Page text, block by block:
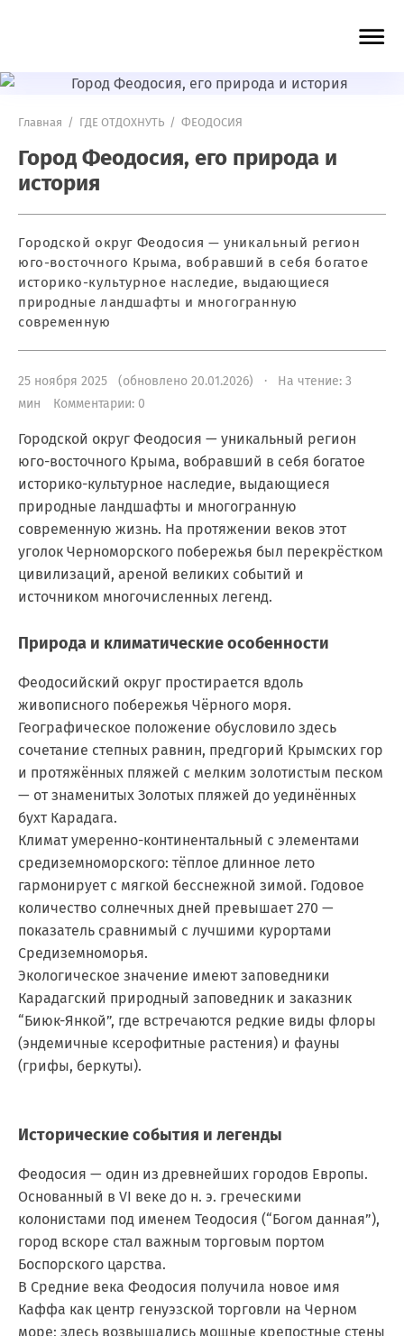
Главная / ГДЕ ОТДОХНУТЬ / ФЕОДОСИЯ
Город Феодосия, его природа и
история
Городской округ Феодосия — уникальный регион
юго-восточного Крыма, вобравший в себя богатое
историко-культурное наследие, выдающиеся
природные ландшафты и многогранную
современную
25 ноября 2025 (обновлено 20.01.2026) · На чтение: 3
мин
Комментарии: 0
Городской округ Феодосия — уникальный регион
юго-восточного Крыма, вобравший в себя богатое
историко-культурное наследие, выдающиеся
природные ландшафты и многогранную
современную жизнь. На протяжении веков этот
уголок Черноморского побережья был перекрёстком
цивилизаций, ареной великих событий и
источником многочисленных легенд.
Природа и климатические особенности
Феодосийский округ простирается вдоль
живописного побережья Чёрного моря.
Географическое положение обусловило здесь
сочетание степных равнин, предгорий Крымских гор
и протяжённых пляжей с мелким золотистым песком
— от знаменитых Золотых пляжей до уединённых
бухт Карадага.
Климат умеренно-континентальный с элементами
средиземноморского: тёплое длинное лето
гармонирует с мягкой бесснежной зимой. Годовое
количество солнечных дней превышает 270 —
показатель сравнимый с лучшими курортами
Средиземноморья.
Экологическое значение имеют заповедники
Карадагский природный заповедник и заказник
“Биюк-Янкой”, где встречаются редкие виды флоры
(эндемичные ксерофитные растения) и фауны
(грифы, беркуты).
Исторические события и легенды
Феодосия — один из древнейших городов Европы.
Основанный в VI веке до н. э. греческими
колонистами под именем Теодосия (“Богом данная”),
город вскоре стал важным торговым портом
Боспорского царства.
В Средние века Феодосия получила новое имя
Каффа как центр генуэзской торговли на Черном
море; здесь возвышались мощные крепостные стены